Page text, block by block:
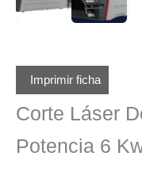
Imprimir ficha
Corte Láser
Potencia 6